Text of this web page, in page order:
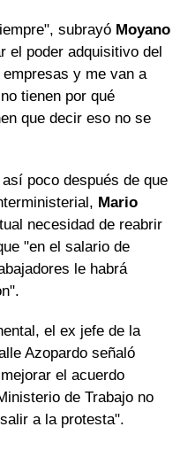
subrayó Moyano
el poder adquisitivo del
y me van a
tienen por qué
que decir eso no se
poco después de que
Mario
necesidad de reabrir
"en el salario de
le habrá
el ex jefe de la
Azopardo señaló
el acuerdo
de Trabajo no
a la protesta".